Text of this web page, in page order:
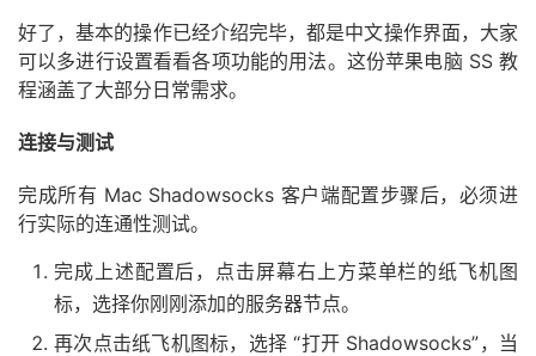
好了，基本的操作已经介绍完毕，都是中文操作界面，大家
可以多进行设置看看各项功能的用法。这份苹果电脑 SS 教
程涵盖了大部分日常需求。
连接与测试
完成所有 Mac Shadowsocks 客户端配置步骤后，必须进
行实际的连通性测试。
完成上述配置后，点击屏幕右上方菜单栏的纸飞机图
标，选择你刚刚添加的服务器节点。
再次点击纸飞机图标，选择 “打开 Shadowsocks”，当